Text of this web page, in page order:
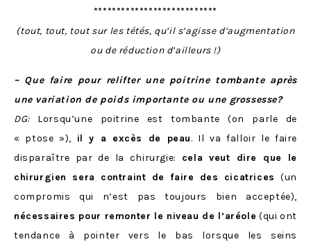
***************************
(tout, tout, tout sur les tétés, qu’il s’agisse d’augmentation
ou de réduction d’ailleurs !)
– Que faire pour relifter une poitrine tombante après
une variation de poids importante ou une grossesse?
DG:Lorsqu’une poitrine est tombante (on parle de
« ptose »), il y a excès de peau. Il va falloir le faire
disparaître par de la chirurgie: cela veut dire que le
chirurgien sera contraint de faire des cicatrices(un
compromis qui n’est pas toujours bien acceptée),
nécessaires pour remonter le niveau de l’aréole (qui ont
tendance à pointer vers le bas lorsque les seins